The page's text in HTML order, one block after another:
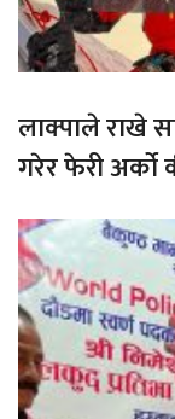
लाक्पाले राखे
गरेर फेरी अर्को